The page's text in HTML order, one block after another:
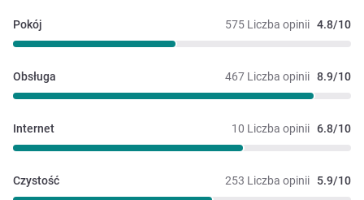
575 Liczba opinii 4.8/10
Pokój
467 Liczba opinii 8.9/10
Obsługa
10 Liczba opinii 6.8/10
Internet
253 Liczba opinii 5.9/10
Czystość